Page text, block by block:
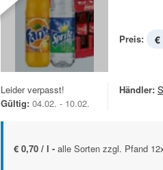
Preis: €
Leider verpasst!
Gültig: 04.02. - 10.02.
Händler:
€ 0,70 / l - alle Sorten zzgl. Pfand